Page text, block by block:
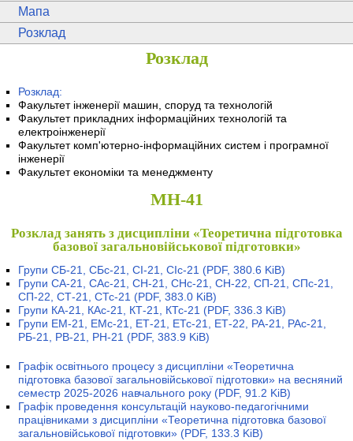
Мапа
Розклад
Розклад
Розклад:
Факультет інженерії машин, споруд та технологій
Факультет прикладних інформаційних технологій та
електроінженерії
Факультет комп'ютерно-інформаційних систем і програмної
інженерії
Факультет економіки та менеджменту
МН-41
Розклад занять з дисципліни «Теоретична підготовка
базової загальновійськової підготовки»
Групи СБ-21, СБс-21, СІ-21, СІс-21 (PDF, 380.6 KiB)
Групи СА-21, САс-21, СН-21, СНс-21, СН-22, СП-21, СПс-21,
СП-22, СТ-21, СТс-21 (PDF, 383.0 KiB)
Групи КА-21, КАс-21, КТ-21, КТс-21 (PDF, 336.3 KiB)
Групи ЕМ-21, ЕМс-21, ЕТ-21, ЕТс-21, ЕТ-22, РА-21, РАс-21,
РБ-21, РВ-21, РН-21 (PDF, 383.9 KiB)
Графік освітнього процесу з дисципліни «Теоретична
підготовка базової загальновійськової підготовки» на весняний
семестр 2025-2026 навчального року (PDF, 91.2 KiB)
Графік проведення консультацій науково-педагогічними
працівниками з дисципліни «Теоретична підготовка базової
загальновійськової підготовки» (PDF, 133.3 KiB)